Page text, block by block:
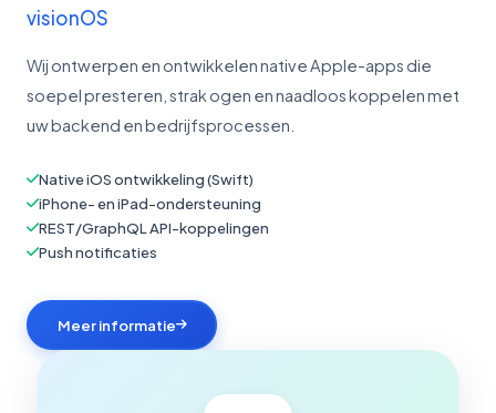
visionOS
Wij ontwerpen en ontwikkelen native Apple-apps die
soepel presteren, strak ogen en naadloos koppelen met
uw backend en bedrijfsprocessen.
Native iOS ontwikkeling (Swift)
iPhone- en iPad-ondersteuning
REST/GraphQL API-koppelingen
Push notificaties
Meer informatie